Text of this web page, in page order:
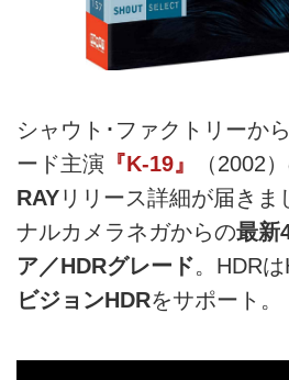
シャウト･ファクトリーか
ード主演 『K-19』 （2002
RAYリリース詳細が届き
ナルカメラネガからの最新
ア／HDRグレード。HDR
ビジョンHDRをサポート。